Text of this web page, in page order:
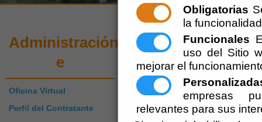
Obligatorias
la
Funcionales
uso del Sitio
mejorar el
empresas
relevantes para sus
Administración-
e
Oficina Virtual
Perfil del Contratante
Impresos y
Participación Ciudadana y